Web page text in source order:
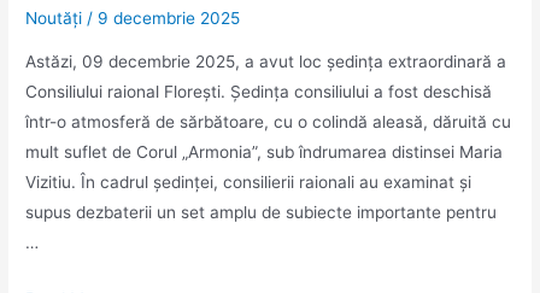
Noutăţi / 9 decembrie 2025
Astăzi, 09 decembrie 2025, a avut loc ședința extraordinară a
Consiliului raional Florești. Ședința consiliului a fost deschisă
într-o atmosferă de sărbătoare, cu o colindă aleasă, dăruită cu
mult suflet de Corul „Armonia”, sub îndrumarea distinsei Maria
Vizitiu. În cadrul ședinței, consilierii raionali au examinat și
supus dezbaterii un set amplu de subiecte importante pentru
…